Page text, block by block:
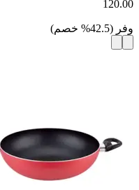
120.00
وفر (
42.5
% خصم)